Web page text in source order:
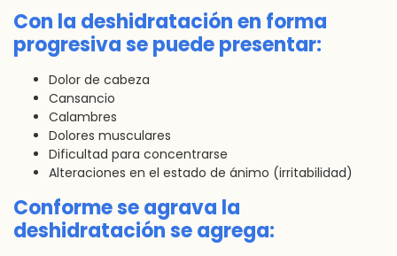
Con la deshidratación en forma
progresiva se puede presentar:
Dolor de cabeza
Cansancio
Calambres
Dolores musculares
Dificultad para concentrarse
Alteraciones en el estado de ánimo (irritabilidad)
Conforme se agrava la
deshidratación se agrega: